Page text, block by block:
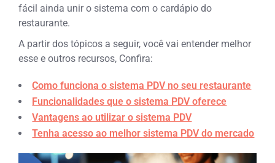
fácil ainda unir o sistema com o cardápio do
restaurante.
A partir dos tópicos a seguir, você vai entender melhor
esse e outros recursos, Confira:
Como funciona o sistema PDV no seu restaurante
Funcionalidades que o sistema PDV oferece
Vantagens ao utilizar o sistema PDV
Tenha acesso ao melhor sistema PDV do mercado